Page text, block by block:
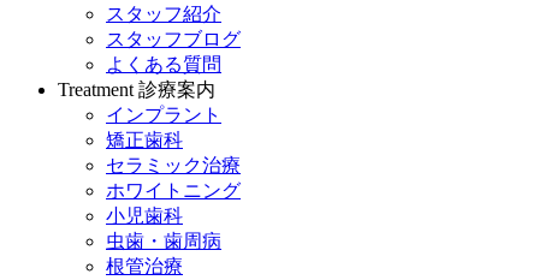
スタッフ紹介
スタッフブログ
よくある質問
Treatment 診療案内
インプラント
矯正歯科
セラミック治療
ホワイトニング
小児歯科
虫歯・歯周病
根管治療